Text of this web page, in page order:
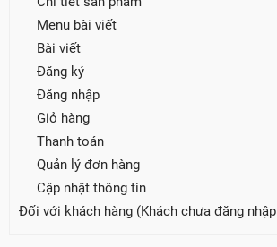
Menu bài viết
Bài viết
Đăng ký
Đăng nhập
Giỏ hàng
Thanh toán
Quản lý đơn hàng
Cập nhật thông tin
Đối với khách hàng (Khách chưa đăng nhập